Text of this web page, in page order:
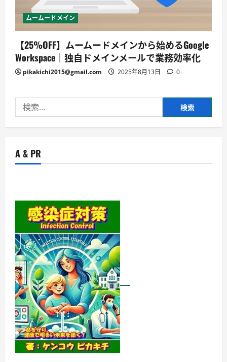
ムームードメイン
【25%OFF】ムームードメインから始めるGoogle
Workspace｜独自ドメインメールで業務効率化
pikakichi2015@gmail.com 2025年8月13日 0
索:
A & PR